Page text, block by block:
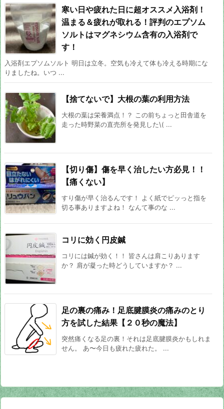
寒い日や疲れた日に超オススメ入浴剤！
温まる＆疲れが取れる！評判のエプソム
ソルトはマグネシウム含有の入浴剤で
す！
入浴剤エプソムソルト 明日は立冬。空気も冷えて体も冷える時期にな
りましたね。いつ ...
【捨てないで】大根の葉の利用方法
大根の葉は栄養満点！？ この前ちょっと田舎道を
走った時野菜の直売所を発見した\( ...
【切り傷】傷を早く治したい方必見！！
【痛くない】
すり傷が早く治るんです！ よく紙でピッっと指を
切る事ありますよね！ なんて事のな ...
コリに効く円皮鍼
コリには鍼が効く！！ 皆さんは肩こりあります
か？ 肩が凝った時どうしていますか？ ...
足の裏の痛み！足底腱膜炎の痛みのとり
方を試した結果【２０秒の魔法】
突然痛くなる足の裏！それは足底腱膜炎かもしれま
せん。 あ〜今日も疲れた疲れた。 ...